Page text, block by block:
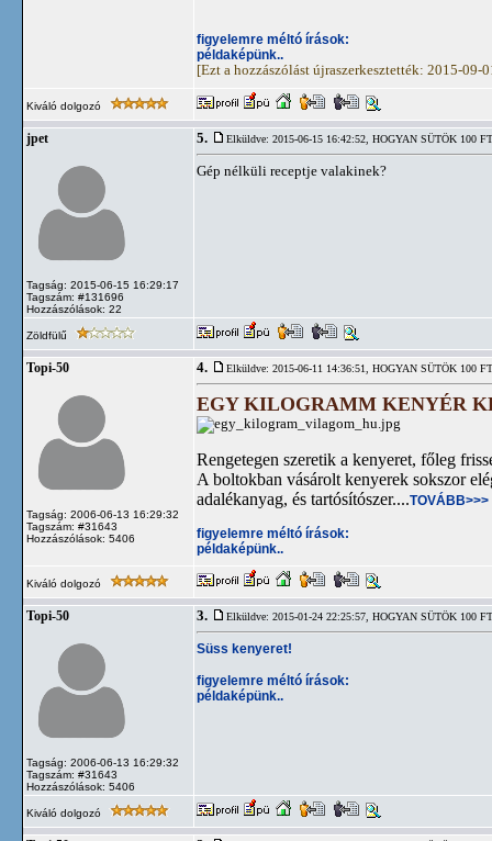
figyelemre méltó írások:
példaképünk..
[Ezt a hozzászólást újraszerkesztették: 2015-09-
Kiváló dolgozó
jpet
Tagság: 2015-06-15 16:29:17
Tagszám: #131696
Hozzászólások: 22
5. Elküldve: 2015-06-15 16:42:52, HOGYAN SÜTÖK 100
Gép nélküli receptje valakinek?
Zöldfülű
Topi-50
Tagság: 2006-06-13 16:29:32
Tagszám: #31643
Hozzászólások: 5406
4. Elküldve: 2015-06-11 14:36:51, HOGYAN SÜTÖK 100
EGY KILOGRAMM KENYÉR
Rengetegen szeretik a kenyeret, főleg
A boltokban vásárolt kenyerek sokszor
adalékanyag, és tartósítószer....TOVÁBB>>>
figyelemre méltó írások:
példaképünk..
Kiváló dolgozó
Topi-50
Tagság: 2006-06-13 16:29:32
Tagszám: #31643
Hozzászólások: 5406
3. Elküldve: 2015-01-24 22:25:57, HOGYAN SÜTÖK 100
Süss kenyeret!
figyelemre méltó írások:
példaképünk..
Kiváló dolgozó